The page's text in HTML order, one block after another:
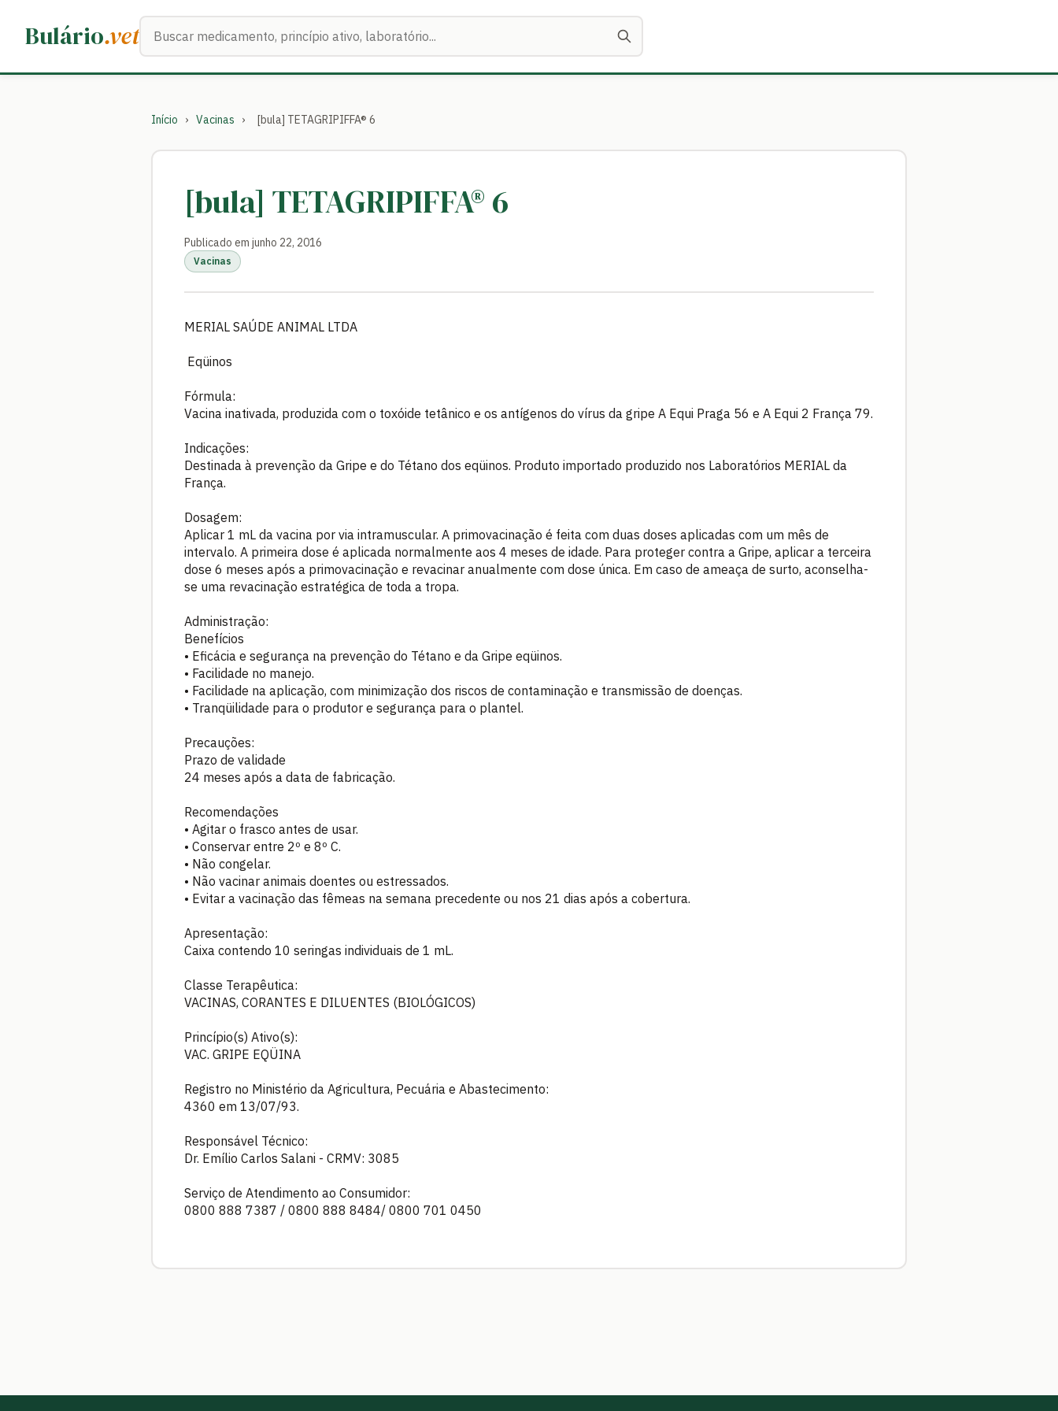
Bulário.vetBuscar medicamentos
Início › Vacinas › [bula] TETAGRIPIFFA® 6
[bula] TETAGRIPIFFA® 6
Publicado em junho 22, 2016
Vacinas
MERIAL SAÚDE ANIMAL LTDA
Eqüinos
Fórmula:
Vacina inativada, produzida com o toxóide tetânico e os antígenos do vírus da gripe A Equi Praga 56 e A Equi 2 França 79.
Indicações:
Destinada à prevenção da Gripe e do Tétano dos eqüinos. Produto importado produzido nos Laboratórios MERIAL da
França.
Dosagem:
Aplicar 1 mL da vacina por via intramuscular. A primovacinação é feita com duas doses aplicadas com um mês de
intervalo. A primeira dose é aplicada normalmente aos 4 meses de idade. Para proteger contra a Gripe, aplicar a terceira
dose 6 meses após a primovacinação e revacinar anualmente com dose única. Em caso de ameaça de surto, aconselha-
se uma revacinação estratégica de toda a tropa.
Administração:
Benefícios
• Eficácia e segurança na prevenção do Tétano e da Gripe eqüinos.
• Facilidade no manejo.
• Facilidade na aplicação, com minimização dos riscos de contaminação e transmissão de doenças.
• Tranqüilidade para o produtor e segurança para o plantel.
Precauções:
Prazo de validade
24 meses após a data de fabricação.
Recomendações
• Agitar o frasco antes de usar.
• Conservar entre 2º e 8º C.
• Não congelar.
• Não vacinar animais doentes ou estressados.
• Evitar a vacinação das fêmeas na semana precedente ou nos 21 dias após a cobertura.
Apresentação:
Caixa contendo 10 seringas individuais de 1 mL.
Classe Terapêutica:
VACINAS, CORANTES E DILUENTES (BIOLÓGICOS)
Princípio(s) Ativo(s):
VAC. GRIPE EQÜINA
Registro no Ministério da Agricultura, Pecuária e Abastecimento:
4360 em 13/07/93.
Responsável Técnico:
Dr. Emílio Carlos Salani - CRMV: 3085
Serviço de Atendimento ao Consumidor:
0800 888 7387 / 0800 888 8484/ 0800 701 0450